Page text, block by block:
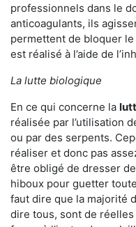
professionnels dans le
anticoagulants, ils
permettent de bloquer
est réalisé à l’aide de
La lutte biologique
En ce qui concerne la
réalisée par l’utilisation
ou par des serpents.
réaliser et donc pas
être obligé de dresser
hiboux pour guetter
faut dire que la majorité
dire tous, sont de